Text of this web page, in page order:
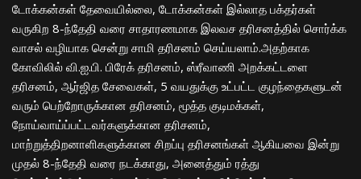
டோக்கன்கள் தேவையில்லை, டோக்கன்கள் இல்லாத பக்தர்கள்
வருகிற 8-ந்தேதி வரை சாதாரணமாக இலவச தரிசனத்தில் சொர்க்க
வாசல் வழியாக சென்று சாமி தரிசனம் செய்யலாம்.அதற்காக
கோவிலில் வி.ஐ.பி. பிரேக் தரிசனம், ஸ்ரீவாணி அறக்கட்டளை
தரிசனம், ஆர்ஜித சேவைகள், 5 வயதுக்கு உட்பட்ட குழந்தைகளுடன்
வரும் பெற்றோருக்கான தரிசனம், மூத்த குடிமக்கள்,
நோய்வாய்ப்பட்டவர்களுக்கான தரிசனம்,
மாற்றுத்திறனாளிகளுக்கான சிறப்பு தரிசனங்கள் ஆகியவை இன்று
முதல் 8-ந்தேதி வரை நடக்காது, அனைத்தும் ரத்து